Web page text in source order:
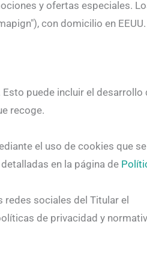
y ofertas especiales.
con domicilio en EEUU.
puede incluir el desarrollo
recoge.
el uso de cookies que se
en la página de
redes sociales del Titular el
de privacidad y